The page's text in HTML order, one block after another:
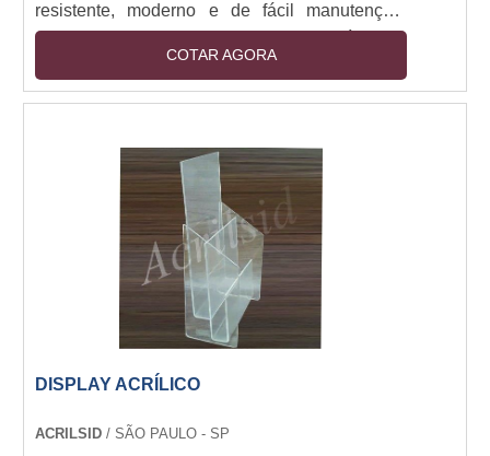
resistente, moderno e de fácil manutenção.
Estes displays são fabricados em acrílico de
alta qualidade, o que garante durabilidade e
resistência ao tempo. Além disso, são leves e
uso em mesas de trabalho, conferências e
outros ambientes. Se você está procurando por
um display em acrílico para mesa, não deixe de
conferir as opções disponíveis no mercado.
COTAR AGORA
DISPLAY ACRÍLICO
ACRILSID/ SÃO PAULO - SP